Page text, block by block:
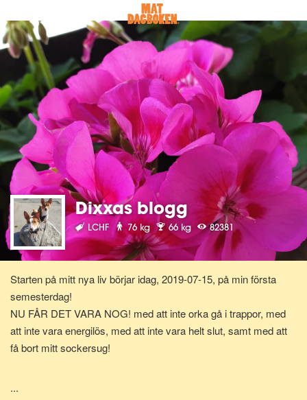
Dixxas blogg
LCHF 76 kg 66 kg 82381
Starten på mitt nya liv börjar idag, 2019-07-15, på min första
semesterdag!
NU FÅR DET VARA NOG! med att inte orka gå i trappor, med
att inte vara energilös, med att inte vara helt slut, samt med att
få bort mitt sockersug!
...